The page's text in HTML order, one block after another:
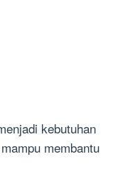
kebutuhan
membantu